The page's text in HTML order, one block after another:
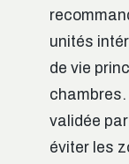
unités
de vie
validée
éviter les